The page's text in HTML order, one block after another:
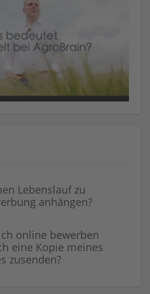
Lebenslauf zu
anhängen?
online bewerben
eine Kopie meines
zusenden?